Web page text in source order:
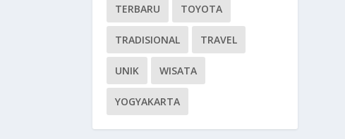
TERBARU TOYOTA
TRADISIONAL TRAVEL
UNIK WISATA
YOGYAKARTA